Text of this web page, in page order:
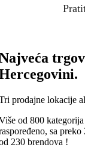
prodajne lokacije
od 800
sa
230 brendova !